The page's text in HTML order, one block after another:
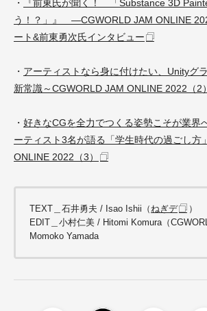
・
『前東氏が聞く！ 「Substance 3D
う！？」』 ―CGWORLD JAM ONLINE
ート&前東勇次氏インタビュー
・ アーティストなら身に付けたい、Unityグ
新常識～CGWORLD JAM ONLINE 2022（2）
・ 好きなCGを全力でつくる姿勢こそが業
ーティスト3名が語る「学生時代の過ごし方
ONLINE 2022（3）
TEXT＿石井勇夫 / Isao Ishii（ねぎデ
）
EDIT＿小村仁美 / Hitomi Komura（
Momoko Yamada